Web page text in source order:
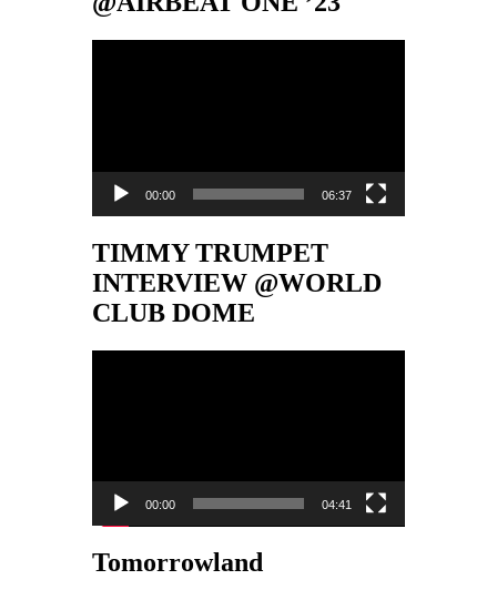
00:00 06:37
TIMMY TRUMPET
INTERVIEW @WORLD
CLUB DOME
00:00 04:41
Tomorrowland